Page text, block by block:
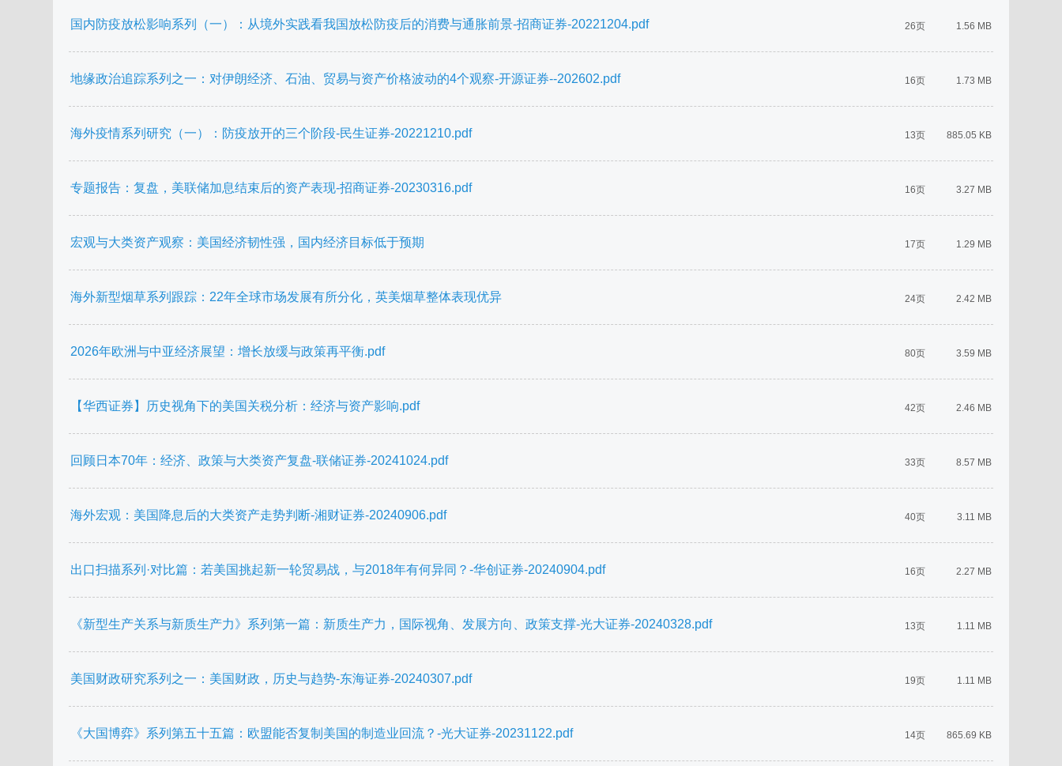
1.56 MB
26页
国内防疫放松影响系列（一）：从境外实践看我国放松防疫后的消费与通胀前景-招商证券-20221204.pdf
1.73 MB
16页
地缘政治追踪系列之一：对伊朗经济、石油、贸易与资产价格波动的4个观察-开源证券--202602.pdf
885.05 KB
13页
海外疫情系列研究（一）：防疫放开的三个阶段-民生证券-20221210.pdf
3.27 MB
16页
专题报告：复盘，美联储加息结束后的资产表现-招商证券-20230316.pdf
1.29 MB
17页
宏观与大类资产观察：美国经济韧性强，国内经济目标低于预期
2.42 MB
24页
海外新型烟草系列跟踪：22年全球市场发展有所分化，英美烟草整体表现优异
3.59 MB
80页
2026年欧洲与中亚经济展望：增长放缓与政策再平衡.pdf
2.46 MB
42页
【华西证券】历史视角下的美国关税分析：经济与资产影响.pdf
8.57 MB
33页
回顾日本70年：经济、政策与大类资产复盘-联储证券-20241024.pdf
3.11 MB
40页
海外宏观：美国降息后的大类资产走势判断-湘财证券-20240906.pdf
2.27 MB
16页
出口扫描系列·对比篇：若美国挑起新一轮贸易战，与2018年有何异同？-华创证券-20240904.pdf
1.11 MB
13页
《新型生产关系与新质生产力》系列第一篇：新质生产力，国际视角、发展方向、政策支撑-光大证券-20240328.pdf
1.11 MB
19页
美国财政研究系列之一：美国财政，历史与趋势-东海证券-20240307.pdf
865.69 KB
14页
《大国博弈》系列第五十五篇：欧盟能否复制美国的制造业回流？-光大证券-20231122.pdf